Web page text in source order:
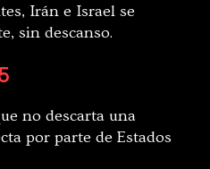
Irán e Israel se
sin descanso.
no descarta una
por parte de Estados